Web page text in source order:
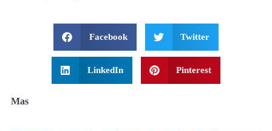
Facebook Twitter
LinkedIn Pinterest
Mas